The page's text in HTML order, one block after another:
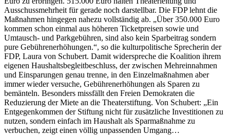
Ausschussmehrheit für gerade noch darstellbar. Die FDP lehnt die
Maßnahmen hingegen nahezu vollständig ab. „Über 350.000 Euro
kommen schon einmal aus höheren Ticketpreisen sowie und
Umtausch- und Parkgebühren, sind also kein Sparbeitrag sondern
pure Gebührenerhöhungen.“, so die kulturpolitische Sprecherin der
FDP, Laura von Schubert. Damit widerspreche die Koalition ihrem
eigenen Haushaltsbegleitbeschluss, der zwischen Mehreinnahmen
und Einsparungen genau trenne, in den Einzelmaßnahmen aber
immer wieder versuche, Gebührenerhöhungen als Sparen zu
bemänteln. Besonders missfällt den Freien Demokraten die
Reduzierung der Miete an die Theaterstiftung. Von Schubert: „Ein
Entgegenkommen der Stiftung nicht für zusätzliche Investitionen zu
nutzen, sondern einfach im Haushalt als Sparmaßnahme zu
verbuchen, zeigt einen völlig unpassenden Umgang…